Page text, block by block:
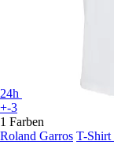
24h
+-3
1 Farben
Roland Garros T-Shirt